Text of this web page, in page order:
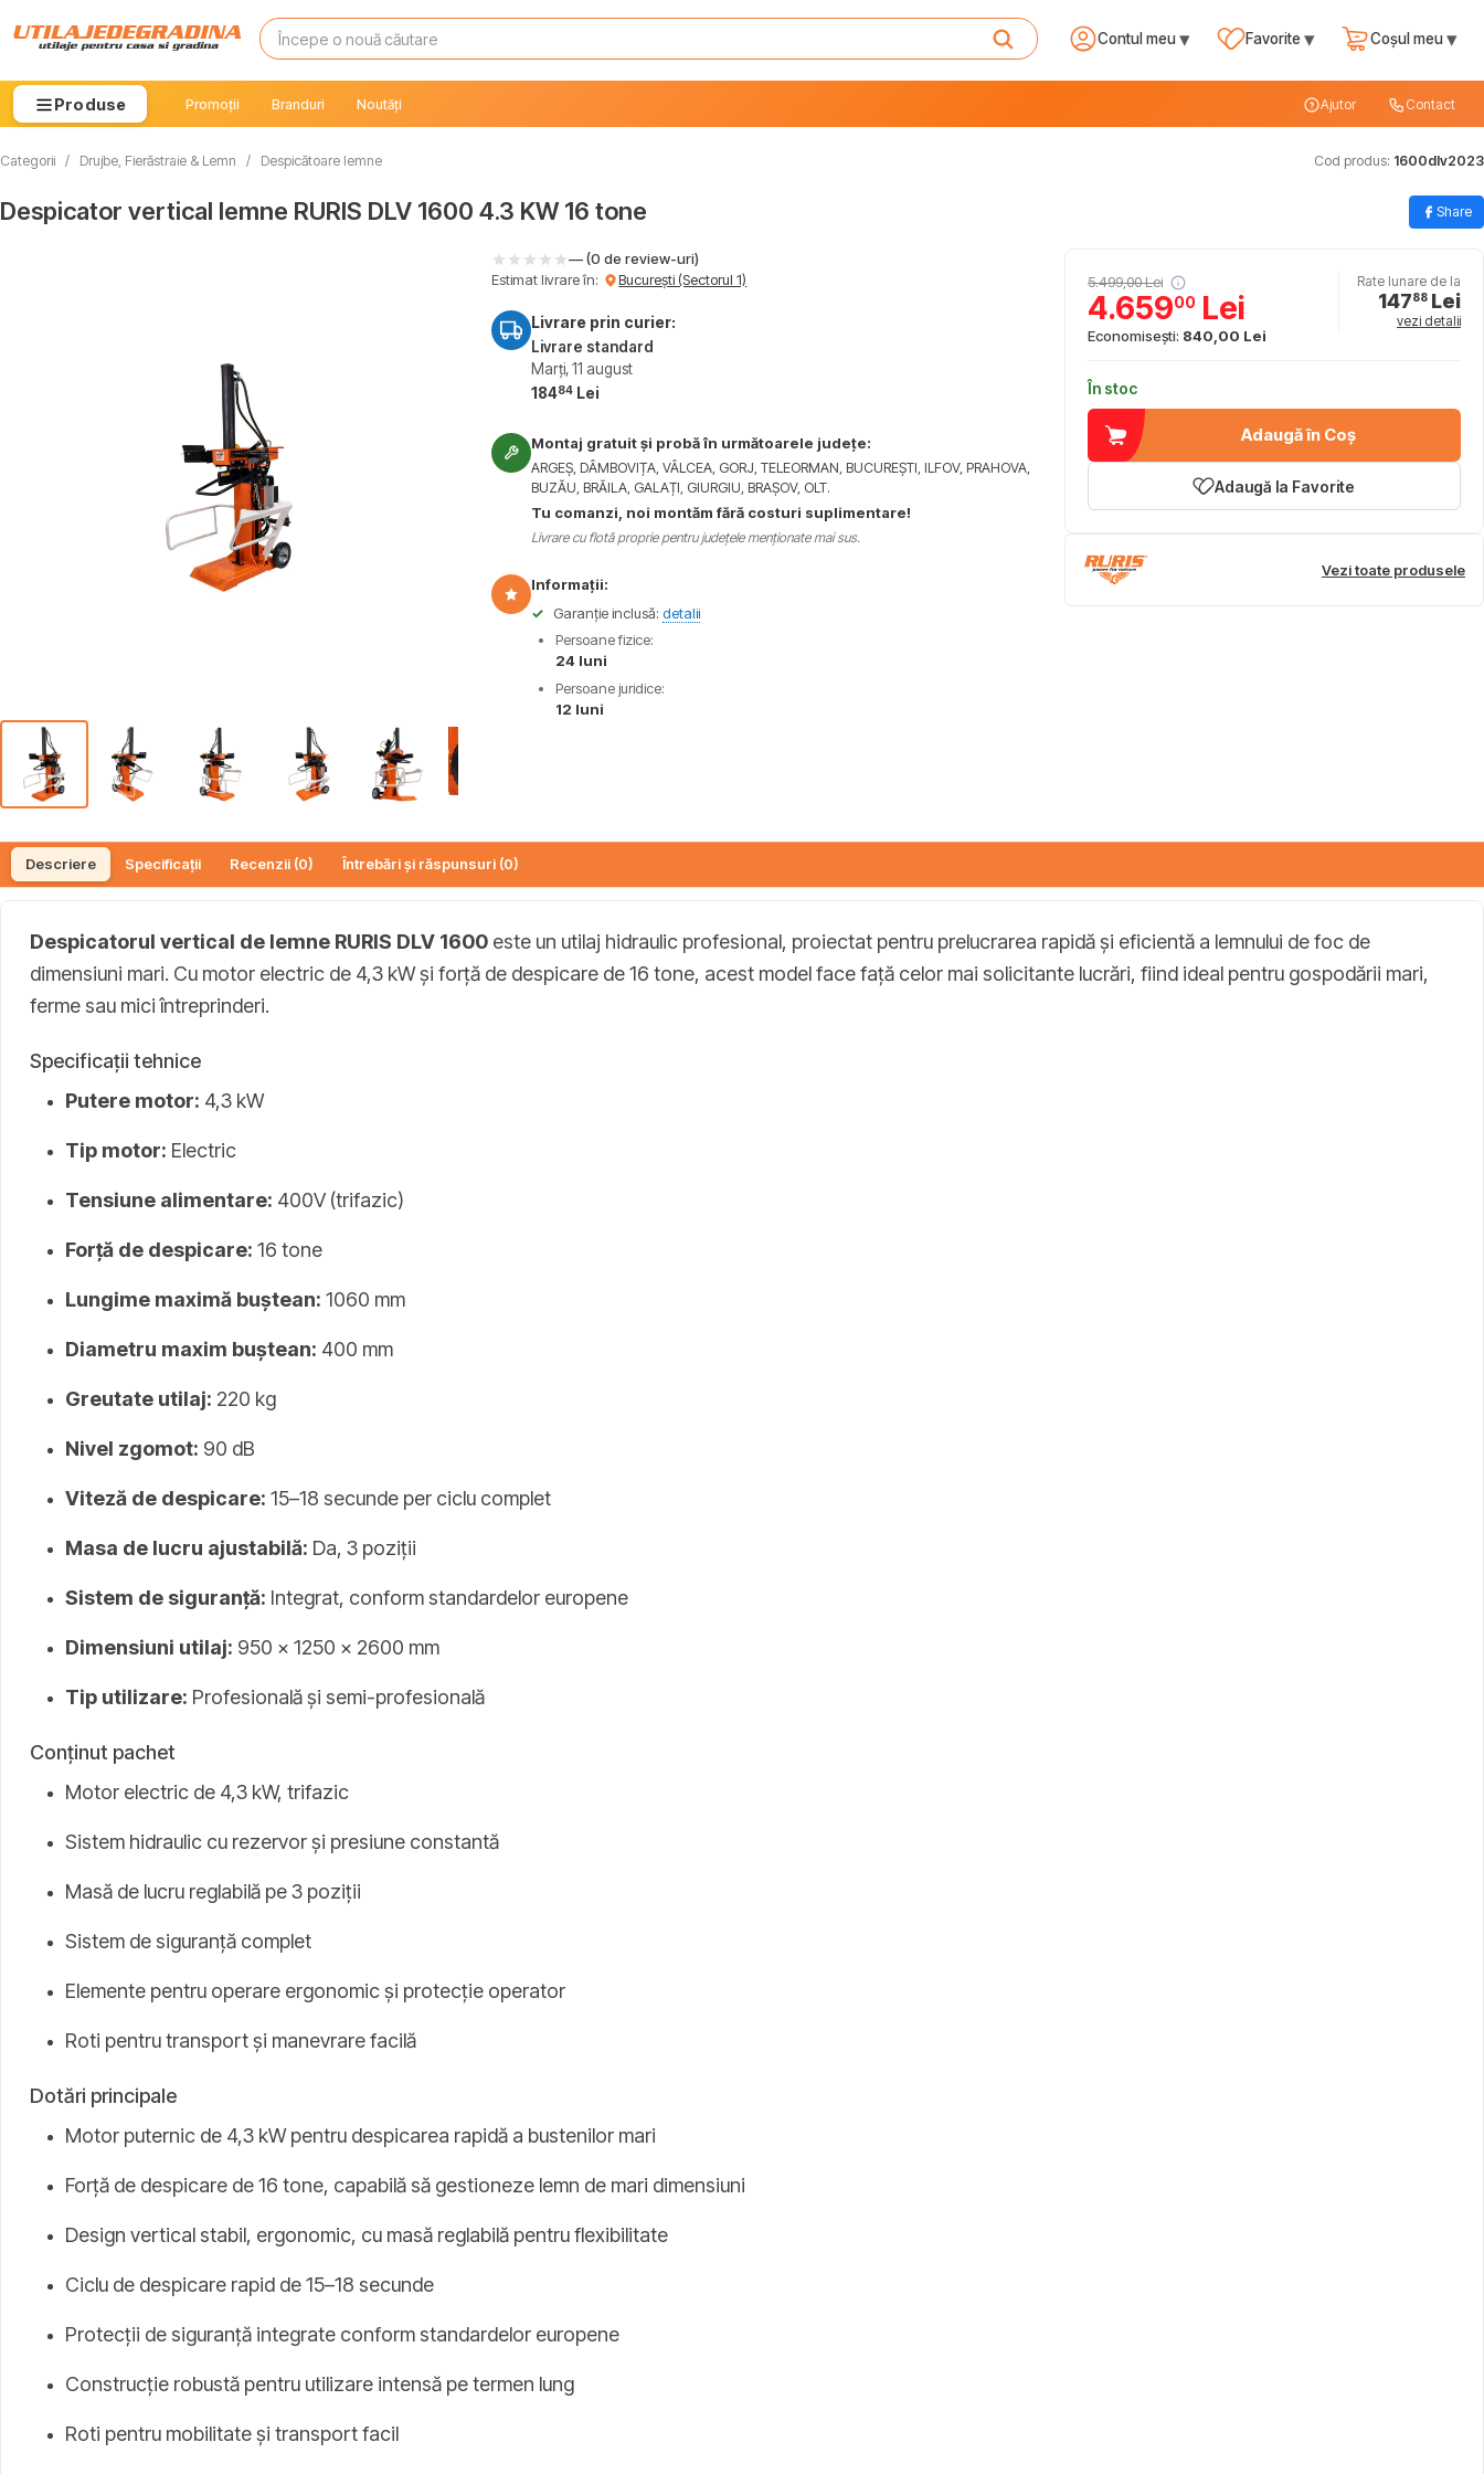
Contul meu▾ Favorite ▾ Coșul meu▾
Produse Promoții Branduri Noutăți Ajutor Contact
Categorii / Drujbe, Fierăstraie & Lemn / Despicătoare lemne Cod produs: 1600dlv2023
Despicator vertical lemne RURIS DLV 1600 4.3 KW 16 tone Share
— (0 de review-uri)
Estimat livrare în:
București (Sectorul 1)
Livrare prin curier:
Livrare standard
Marți, 11 august
18484 Lei
Montaj gratuit și probă în următoarele județe:
ARGEȘ, DÂMBOVIȚA, VÂLCEA, GORJ, TELEORMAN, BUCUREȘTI, ILFOV, PRAHOVA,
BUZĂU, BRĂILA, GALAȚI, GIURGIU, BRAȘOV, OLT.
Tu comanzi, noi montăm fără costuri suplimentare!
Livrare cu flotă proprie pentru județele menționate mai sus.
Informații:
✓
Garanție inclusă:detalii
Persoane fizice:
24 luni
Persoane juridice:
12 luni
5.499,00 Lei
4.65900Lei
Economisești: 840,00 Lei
Rate lunare de la
14788Lei
vezi detalii
În stoc
Adaugă în Coș
Adaugă la Favorite
Vezi toate produsele
Descriere Specificații Recenzii (0) Întrebări și răspunsuri (0)
Despicatorul vertical de lemne RURIS DLV 1600 este un utilaj hidraulic profesional, proiectat pentru prelucrarea rapidă și eficientă a lemnului de foc de
dimensiuni mari. Cu motor electric de 4,3 kW și forță de despicare de 16 tone, acest model face față celor mai solicitante lucrări, fiind ideal pentru gospodării mari,
ferme sau mici întreprinderi.
Specificații tehnice
Putere motor: 4,3 kW
Tip motor: Electric
Tensiune alimentare: 400V (trifazic)
Forță de despicare: 16 tone
Lungime maximă buștean: 1060 mm
Diametru maxim buștean: 400 mm
Greutate utilaj: 220 kg
Nivel zgomot: 90 dB
Viteză de despicare: 15–18 secunde per ciclu complet
Masa de lucru ajustabilă: Da, 3 poziții
Sistem de siguranță: Integrat, conform standardelor europene
Dimensiuni utilaj: 950 x 1250 x 2600 mm
Tip utilizare: Profesională și semi-profesională
Conținut pachet
Motor electric de 4,3 kW, trifazic
Sistem hidraulic cu rezervor și presiune constantă
Masă de lucru reglabilă pe 3 poziții
Sistem de siguranță complet
Elemente pentru operare ergonomic și protecție operator
Roti pentru transport și manevrare facilă
Dotări principale
Motor puternic de 4,3 kW pentru despicarea rapidă a bustenilor mari
Forță de despicare de 16 tone, capabilă să gestioneze lemn de mari dimensiuni
Design vertical stabil, ergonomic, cu masă reglabilă pentru flexibilitate
Ciclu de despicare rapid de 15–18 secunde
Protecții de siguranță integrate conform standardelor europene
Construcție robustă pentru utilizare intensă pe termen lung
Roti pentru mobilitate și transport facil